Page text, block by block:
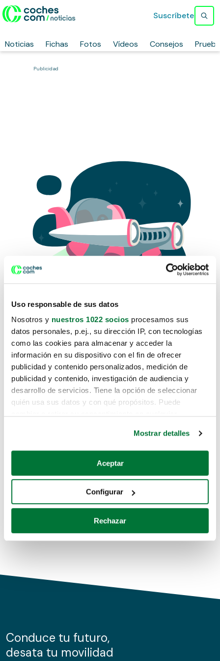
Uso responsable de sus datos
Nosotros y nuestros 1022 socios procesamos sus
datos personales, p.ej., su dirección IP, con tecnologías
como las cookies para almacenar y acceder la
información en su dispositivo con el fin de ofrecer
publicidad y contenido personalizados, medición de
publicidad y contenido, investigación de audiencia y
desarrollo de servicios. Tiene la opción de seleccionar
quién usa sus datos y con qué propósitos. Puede
Si lo permite, también quisiéramos:
Recopilar información sobre su ubicación geográfica
Identificar su dispositivo analizándolo activamente
para buscar características específicas (huellas
Obtenga más información sobre cómo se procesan sus
de cookies.
información sobre el uso que haga del sitio web con
nuestros partners de redes sociales, publicidad y análisis
Mostrar detalles
Aceptar
Configurar
Rechazar
Noticias Fichas Fotos Vídeos Consejos
Suscríbete
Publicidad
Lo sentimos, no sabemos como
te hemos traido hasta aquí.
Pero puedes encontrar el coche que estás
buscando en alguno de estos enlaces:
Coches de segunda mano
Coches de km0
Conduce tu futuro,
desata tu movilidad